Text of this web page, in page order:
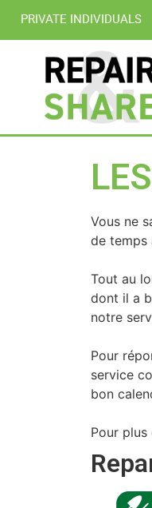
PRIVATE INDIVIDUALS
Vous ne
de temps
Tout au
dont il a
notre
Pour
service
bon
Pour